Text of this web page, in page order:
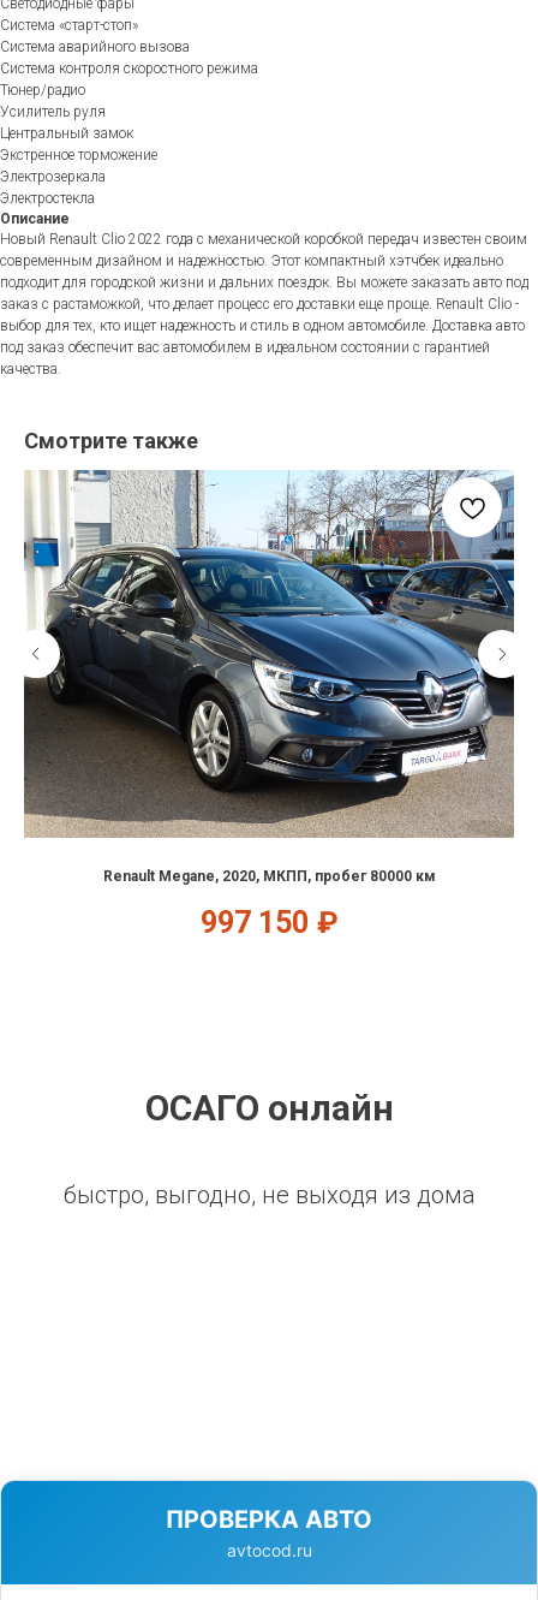
Светодиодные фары
Система «старт-стоп»
Система аварийного вызова
Система контроля скоростного режима
Тюнер/радио
Усилитель руля
Центральный замок
Экстренное торможение
Электрозеркала
Электростекла
Описание
Новый Renault Clio 2022 года с механической коробкой передач известен своим
современным дизайном и надежностью. Этот компактный хэтчбек идеально
подходит для городской жизни и дальних поездок. Вы можете заказать авто под
заказ с растаможкой, что делает процесс его доставки еще проще. Renault Clio -
выбор для тех, кто ищет надежность и стиль в одном автомобиле. Доставка авто
под заказ обеспечит вас автомобилем в идеальном состоянии с гарантией
качества.
Смотрите также
Renault Megane, 2020, МКПП, пробег 80000 км
997 150 ₽
ОСАГО онлайн
быстро, выгодно, не выходя из дома
ПРОВЕРКА АВТО
avtocod.ru